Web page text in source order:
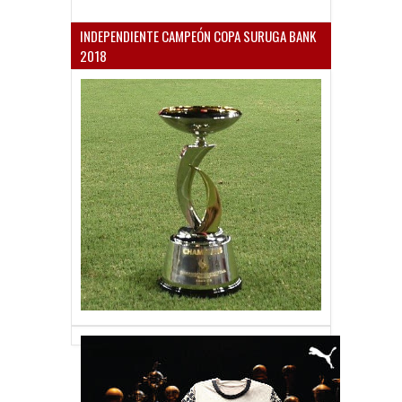
INDEPENDIENTE CAMPEÓN COPA SURUGA BANK
2018